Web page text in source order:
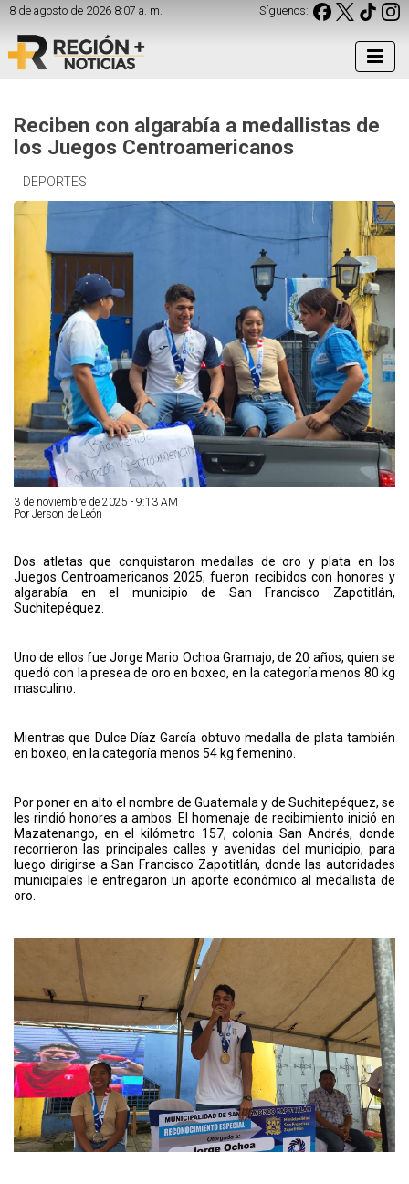
8 de agosto de 2026 8:07 a. m. Síguenos:
Reciben con algarabía a medallistas de
los Juegos Centroamericanos
DEPORTES
3 de noviembre de 2025 - 9:13 AM
Por Jerson de León
Dos atletas que conquistaron medallas de oro y plata en los
Juegos Centroamericanos 2025, fueron recibidos con honores y
algarabía en el municipio de San Francisco Zapotitlán,
Suchitepéquez.
Uno de ellos fue Jorge Mario Ochoa Gramajo, de 20 años, quien se
quedó con la presea de oro en boxeo, en la categoría menos 80 kg
masculino.
Mientras que Dulce Díaz García obtuvo medalla de plata también
en boxeo, en la categoría menos 54 kg femenino.
Por poner en alto el nombre de Guatemala y de Suchitepéquez, se
les rindió honores a ambos. El homenaje de recibimiento inició en
Mazatenango, en el kilómetro 157, colonia San Andrés, donde
recorrieron las principales calles y avenidas del municipio, para
luego dirigirse a San Francisco Zapotitlán, donde las autoridades
municipales le entregaron un aporte económico al medallista de
oro.